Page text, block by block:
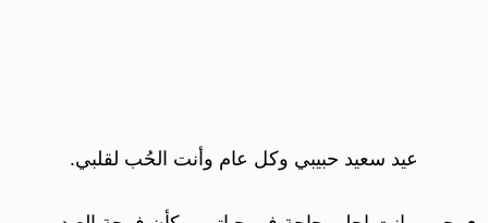
عيد سعيد حبيبي وكل عام وأنت الحُب لقلبي.